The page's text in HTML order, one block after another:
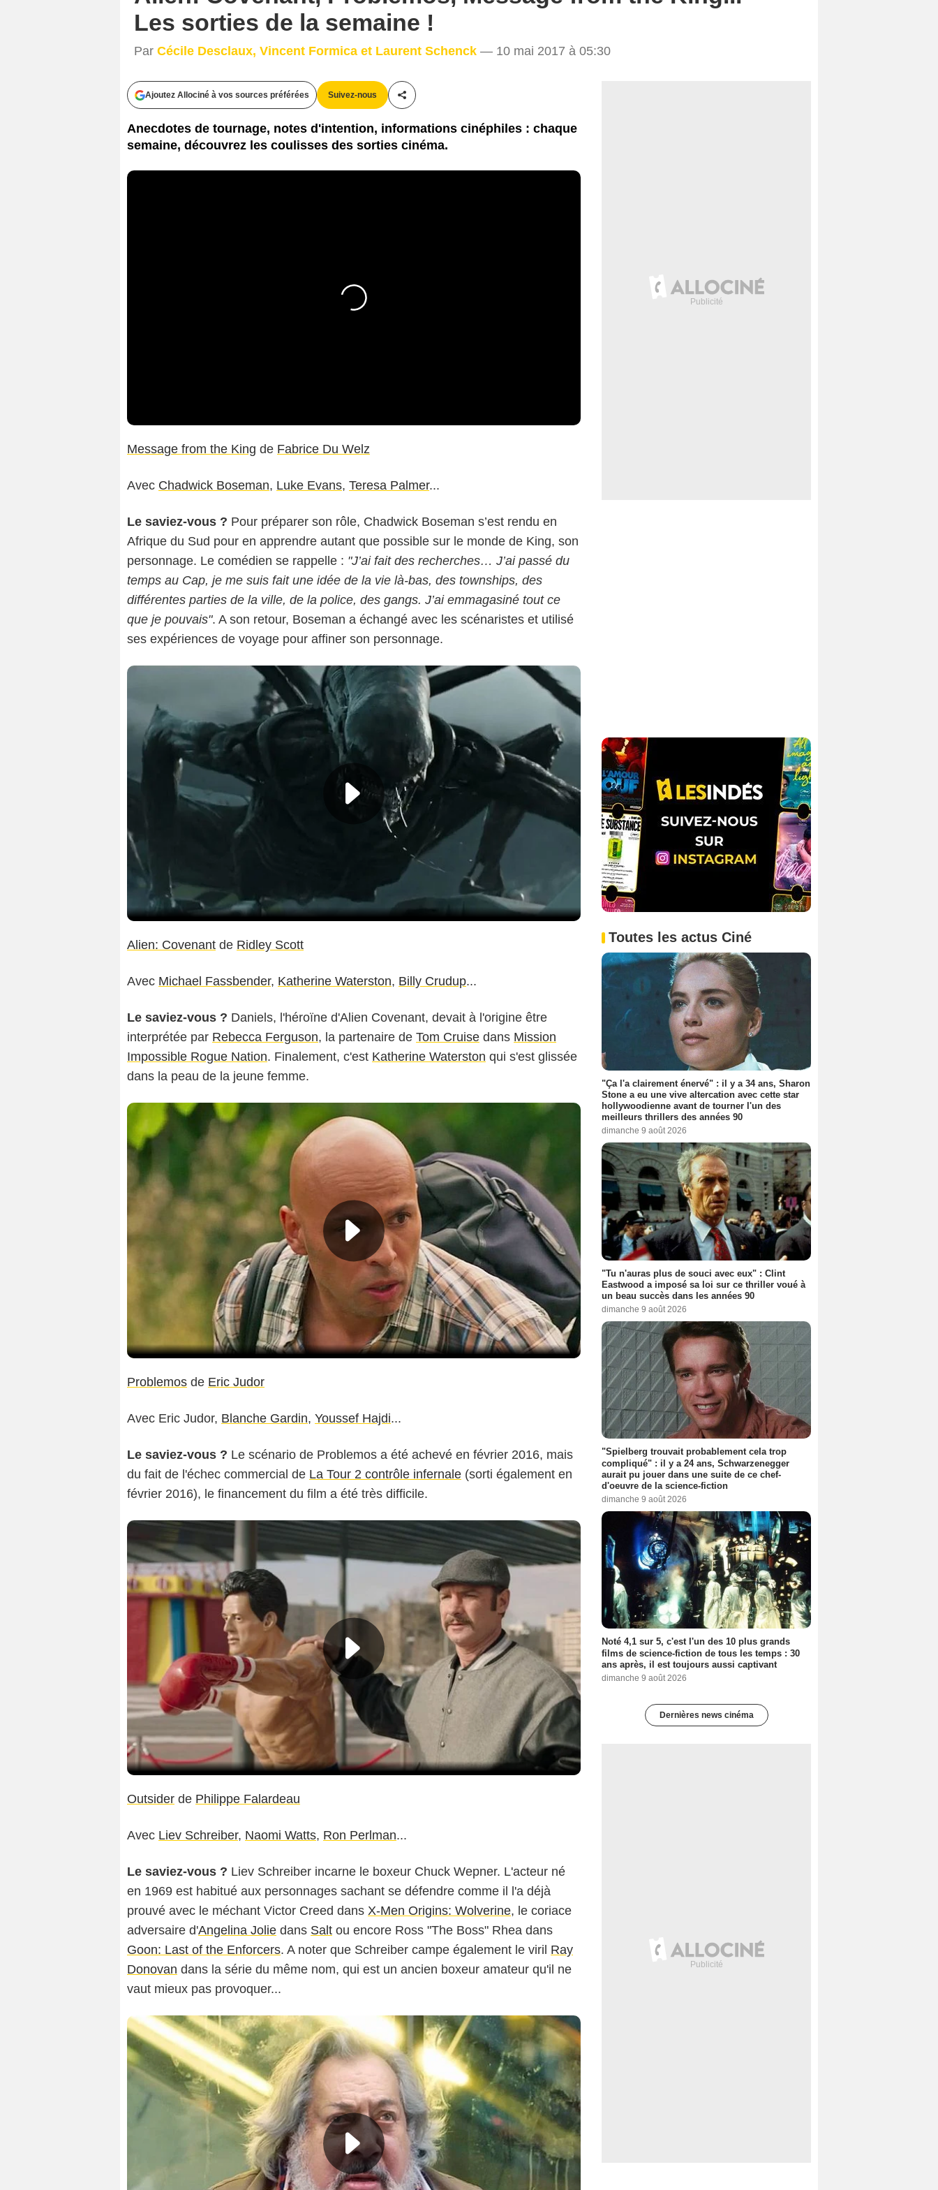
Les sorties de la semaine !
Par Cécile Desclaux, Vincent Formica et Laurent Schenck — 10 mai 2017 à 05:30
Ajoutez Allociné à vos sources préférées Suivez-nous
Partager cet article
Anecdotes de tournage, notes d'intention, informations cinéphiles : chaque
semaine, découvrez les coulisses des sorties cinéma.
Message from the King de Fabrice Du Welz
Avec Chadwick Boseman, Luke Evans, Teresa Palmer...
Le saviez-vous ? Pour préparer son rôle, Chadwick Boseman s’est rendu en
Afrique du Sud pour en apprendre autant que possible sur le monde de King, son
personnage. Le comédien se rappelle : "J’ai fait des recherches… J’ai passé du
temps au Cap, je me suis fait une idée de la vie là-bas, des townships, des
différentes parties de la ville, de la police, des gangs. J’ai emmagasiné tout ce
que je pouvais". A son retour, Boseman a échangé avec les scénaristes et utilisé
ses expériences de voyage pour affiner son personnage.
Alien: Covenant de Ridley Scott
Avec Michael Fassbender, Katherine Waterston, Billy Crudup...
Le saviez-vous ? Daniels, l'héroïne d'Alien Covenant, devait à l'origine être
interprétée par Rebecca Ferguson, la partenaire de Tom Cruise dans Mission
Impossible Rogue Nation. Finalement, c'est Katherine Waterston qui s'est glissée
dans la peau de la jeune femme.
Problemos de Eric Judor
Avec Eric Judor, Blanche Gardin, Youssef Hajdi...
Le saviez-vous ? Le scénario de Problemos a été achevé en février 2016, mais
du fait de l'échec commercial de La Tour 2 contrôle infernale (sorti également en
février 2016), le financement du film a été très difficile.
Outsider de Philippe Falardeau
Avec Liev Schreiber, Naomi Watts, Ron Perlman...
Le saviez-vous ? Liev Schreiber incarne le boxeur Chuck Wepner. L'acteur né
en 1969 est habitué aux personnages sachant se défendre comme il l'a déjà
prouvé avec le méchant Victor Creed dans X-Men Origins: Wolverine, le coriace
adversaire d'Angelina Jolie dans Salt ou encore Ross "The Boss" Rhea dans
Goon: Last of the Enforcers. A noter que Schreiber campe également le viril Ray
Donovan dans la série du même nom, qui est un ancien boxeur amateur qu'il ne
vaut mieux pas provoquer...
Toutes les actus Ciné
"Ça l'a clairement énervé" : il y a 34 ans, Sharon
Stone a eu une vive altercation avec cette star
hollywoodienne avant de tourner l'un des
meilleurs thrillers des années 90
dimanche 9 août 2026
"Tu n'auras plus de souci avec eux" : Clint
Eastwood a imposé sa loi sur ce thriller voué à
un beau succès dans les années 90
dimanche 9 août 2026
"Spielberg trouvait probablement cela trop
compliqué" : il y a 24 ans, Schwarzenegger
aurait pu jouer dans une suite de ce chef-
d'oeuvre de la science-fiction
dimanche 9 août 2026
Noté 4,1 sur 5, c'est l'un des 10 plus grands
films de science-fiction de tous les temps : 30
ans après, il est toujours aussi captivant
dimanche 9 août 2026
Dernières news cinéma